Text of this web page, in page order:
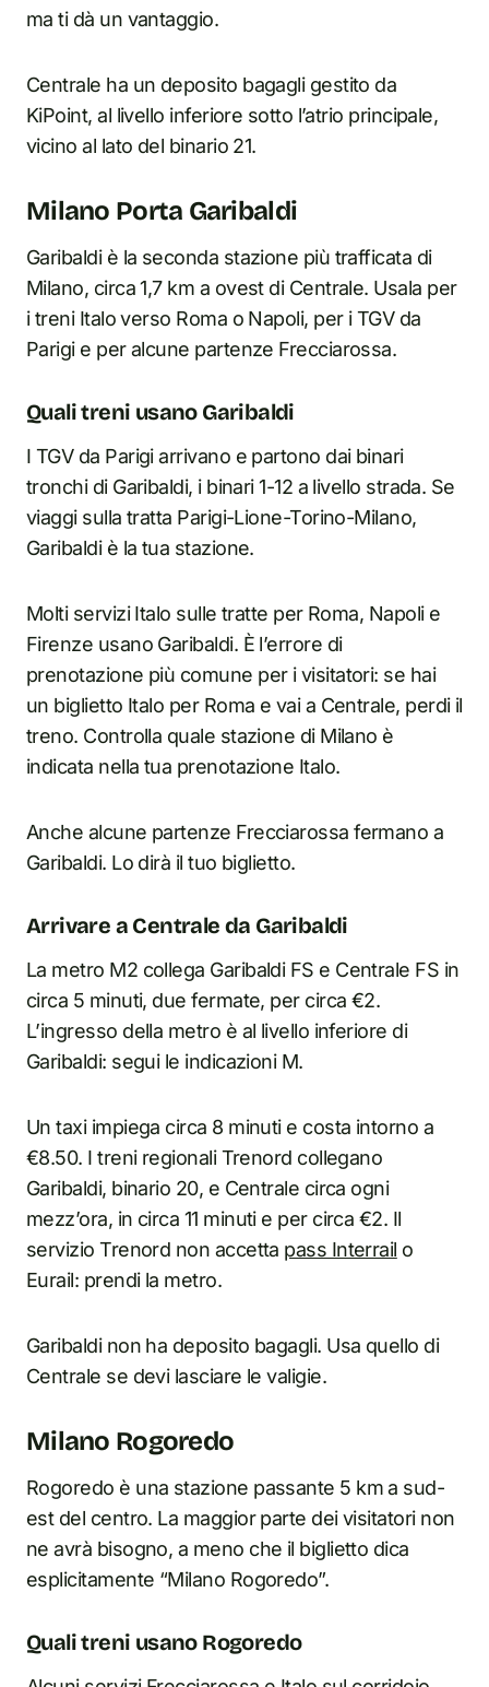
ma ti dà un vantaggio.
Centrale ha un deposito bagagli gestito da
KiPoint, al livello inferiore sotto l’atrio principale,
vicino al lato del binario 21.
Milano Porta Garibaldi
Garibaldi è la seconda stazione più trafficata di
Milano, circa 1,7 km a ovest di Centrale. Usala per
i treni Italo verso Roma o Napoli, per i TGV da
Parigi e per alcune partenze Frecciarossa.
Quali treni usano Garibaldi
I TGV da Parigi arrivano e partono dai binari
tronchi di Garibaldi, i binari 1-12 a livello strada. Se
viaggi sulla tratta Parigi-Lione-Torino-Milano,
Garibaldi è la tua stazione.
Molti servizi Italo sulle tratte per Roma, Napoli e
Firenze usano Garibaldi. È l’errore di
prenotazione più comune per i visitatori: se hai
un biglietto Italo per Roma e vai a Centrale, perdi il
treno. Controlla quale stazione di Milano è
indicata nella tua prenotazione Italo.
Anche alcune partenze Frecciarossa fermano a
Garibaldi. Lo dirà il tuo biglietto.
Arrivare a Centrale da Garibaldi
La metro M2 collega Garibaldi FS e Centrale FS in
circa 5 minuti, due fermate, per circa €2.
L’ingresso della metro è al livello inferiore di
Garibaldi: segui le indicazioni M.
Un taxi impiega circa 8 minuti e costa intorno a
€8.50. I treni regionali Trenord collegano
Garibaldi, binario 20, e Centrale circa ogni
mezz’ora, in circa 11 minuti e per circa €2. Il
servizio Trenord non accetta pass Interrail o
Eurail: prendi la metro.
Garibaldi non ha deposito bagagli. Usa quello di
Centrale se devi lasciare le valigie.
Milano Rogoredo
Rogoredo è una stazione passante 5 km a sud-
est del centro. La maggior parte dei visitatori non
ne avrà bisogno, a meno che il biglietto dica
esplicitamente “Milano Rogoredo”.
Quali treni usano Rogoredo